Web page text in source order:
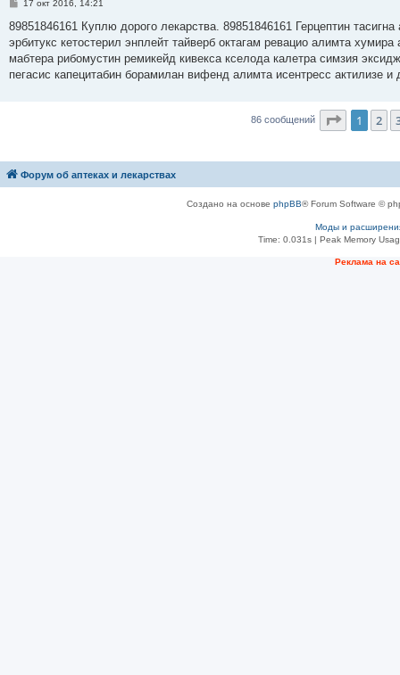
С
о
щ
е
и
17 окт 2016, 14:21
89851846161 Куплю дорого лекарства. 89851846161 Герцептин
эрбитукс кетостерил энплейт тайверб октагам ревацио алимта
мабтера рибомустин ремикейд кивекса кселода калетра симзия
пегасис капецитабин борамилан вифенд алимта исентресс актилизе и
86 сообщений 1 2
Форум об аптеках и лекарствах
Создано на основе phpBB® Forum Software ©
Моды и
Time: 0.031s| Peak Memory
Рeклама на